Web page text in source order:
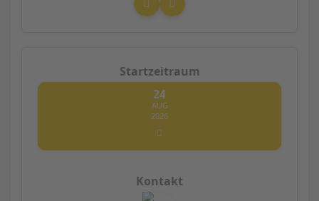
24
AUG
2026